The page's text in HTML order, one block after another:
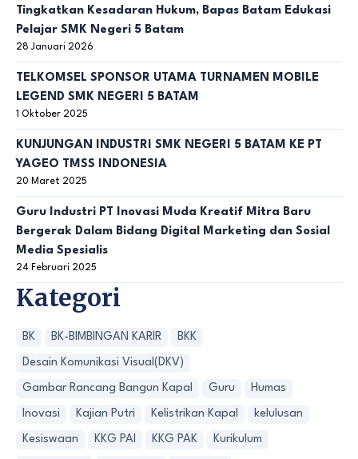
Tingkatkan Kesadaran Hukum, Bapas Batam Edukasi
Pelajar SMK Negeri 5 Batam
28 Januari 2026
TELKOMSEL SPONSOR UTAMA TURNAMEN MOBILE
LEGEND SMK NEGERI 5 BATAM
1 Oktober 2025
KUNJUNGAN INDUSTRI SMK NEGERI 5 BATAM KE PT
YAGEO TMSS INDONESIA
20 Maret 2025
Guru Industri PT Inovasi Muda Kreatif Mitra Baru
Bergerak Dalam Bidang Digital Marketing dan Sosial
Media Spesialis
24 Februari 2025
Kategori
BK BK-BIMBINGAN KARIR BKK
Desain Komunikasi Visual(DKV)
Gambar Rancang Bangun Kapal Guru Humas
Inovasi Kajian Putri Kelistrikan Kapal kelulusan
Kesiswaan KKG PAI KKG PAK Kurikulum